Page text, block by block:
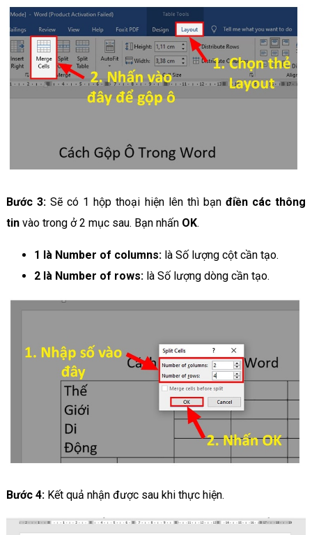
Bước 3: Sẽ có 1 hộp thoại hiện lên thì bạn điền các thông
tinvào trong ở 2 mục sau. Bạn nhấn OK.
1 là Number of columns:là Số lượng cột cần tạo.
2 là Number of rows:là Số lượng dòng cần tạo.
Bước 4:Kết quả nhận được sau khi thực hiện.